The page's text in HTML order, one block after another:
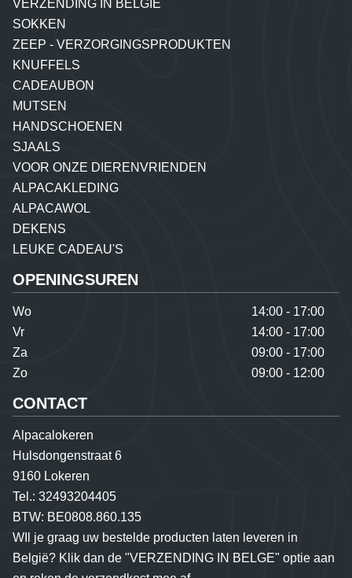
VERZENDING IN BELGIE
SOKKEN
ZEEP - VERZORGINGSPRODUKTEN
KNUFFELS
CADEAUBON
MUTSEN
HANDSCHOENEN
SJAALS
VOOR ONZE DIERENVRIENDEN
ALPACAKLEDING
ALPACAWOL
DEKENS
LEUKE CADEAU'S
OPENINGSUREN
Wo
14:00 - 17:00
Vr
14:00 - 17:00
Za
09:00 - 17:00
Zo
09:00 - 12:00
CONTACT
Alpacalokeren
Hulsdongenstraat 6
9160 Lokeren
Tel.:32493204405
BTW: BE0808.860.135
WIl je graag uw bestelde producten laten leveren in
België? Klik dan de "VERZENDING IN BELGE" optie aan